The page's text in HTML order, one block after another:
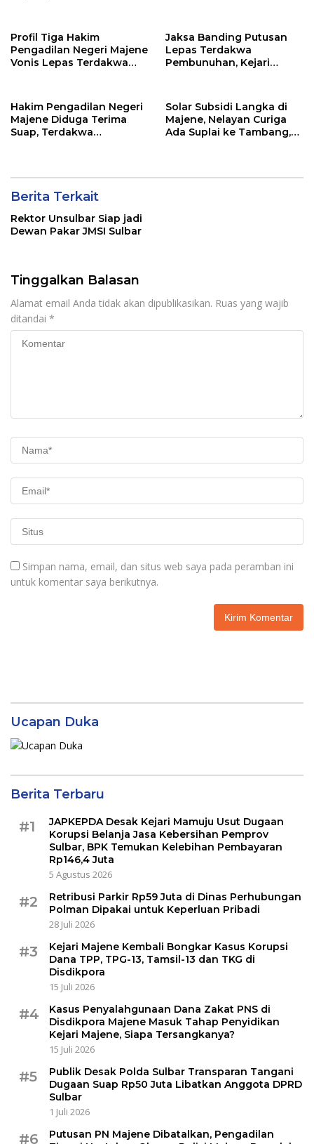
Profil Tiga Hakim
Pengadilan Negeri Majene
Vonis Lepas Terdakwa
Jaksa Banding Putusan
Lepas Terdakwa
Pembunuhan, Kejari
Hakim Pengadilan Negeri
Majene Diduga Terima
Suap, Terdakwa
Solar Subsidi Langka di
Majene, Nelayan Curiga
Ada Suplai ke Tambang,
Berita Terkait
Rektor Unsulbar Siap jadi
Dewan Pakar JMSI Sulbar
Tinggalkan Balasan
Alamat email Anda tidak akan dipublikasikan. Ruas yang wajib
ditandai *
Simpan nama, email, dan situs web saya pada peramban ini
untuk komentar saya berikutnya.
Ucapan Duka
Berita Terbaru
#1
JAPKEPDA Desak Kejari Mamuju Usut Dugaan
Korupsi Belanja Jasa Kebersihan Pemprov
Sulbar, BPK Temukan Kelebihan Pembayaran
Rp146,4 Juta
5 Agustus 2026
#2
Retribusi Parkir Rp59 Juta di Dinas Perhubungan
Polman Dipakai untuk Keperluan Pribadi
28 Juli 2026
#3
Kejari Majene Kembali Bongkar Kasus Korupsi
Dana TPP, TPG-13, Tamsil-13 dan TKG di
Disdikpora
15 Juli 2026
#4
Kasus Penyalahgunaan Dana Zakat PNS di
Disdikpora Majene Masuk Tahap Penyidikan
Kejari Majene, Siapa Tersangkanya?
15 Juli 2026
#5
Publik Desak Polda Sulbar Transparan Tangani
Dugaan Suap Rp50 Juta Libatkan Anggota DPRD
Sulbar
1 Juli 2026
#6
Putusan PN Majene Dibatalkan, Pengadilan